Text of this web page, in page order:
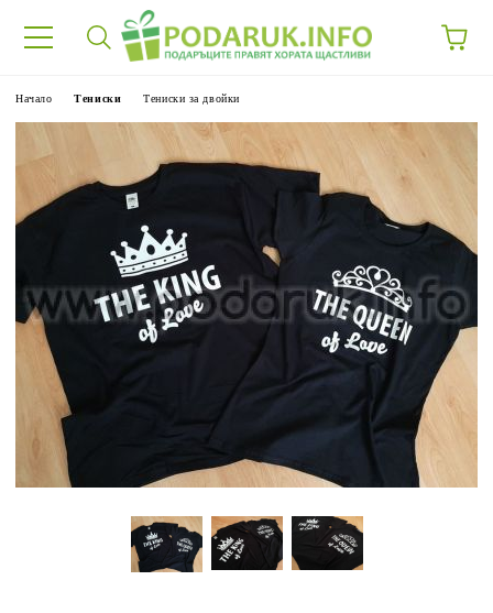
Начало Тениски Тениски за двойки